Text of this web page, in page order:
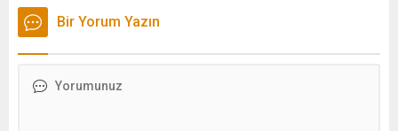
ülkelerinin ulusal güvenlik
danışmanlarıyla güvenlik
başlattıklarını bildirdi.
Bir Yorum Yazın